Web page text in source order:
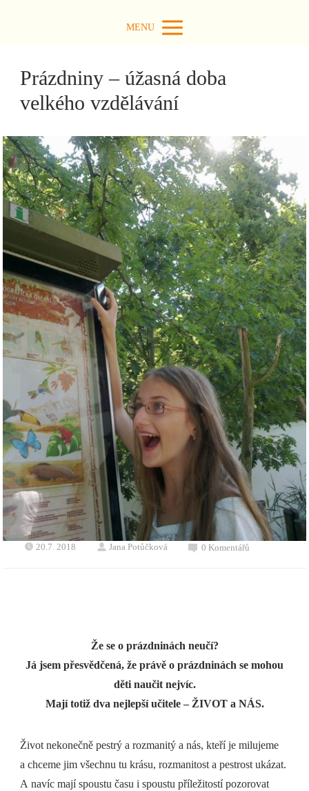
MENU
Prázdniny – úžasná doba
velkého vzdělávání
20.7. 2018 Jana Potůčková 0 Komentářů
Že se o prázdninách neučí?
Já jsem přesvědčená, že právě o prázdninách se mohou
děti naučit nejvíc.
Mají totiž dva nejlepší učitele – ŽIVOT a NÁS.
Život nekonečně pestrý a rozmanitý a nás, kteří je milujeme
a chceme jim všechnu tu krásu, rozmanitost a pestrost ukázat.
A navíc mají spoustu času i spoustu příležitostí pozorovat